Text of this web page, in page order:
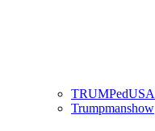
TRUMPedUSA
Trumpmanshow